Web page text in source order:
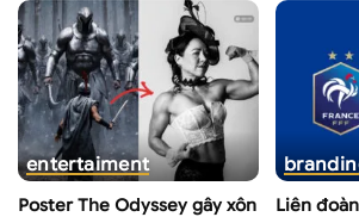
entertaiment
Poster The Odyssey gây xôn
Liên